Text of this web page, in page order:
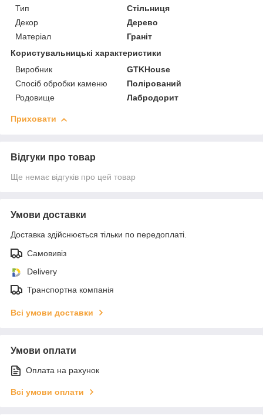
Тип
Стільниця
Декор
Дерево
Матеріал
Граніт
Користувальницькі характеристики
Виробник
GTKHouse
Спосіб обробки каменю
Полірований
Родовище
Лабродорит
Приховати
Відгуки про товар
Ще немає відгуків про цей товар
Умови доставки
Доставка здійснюється тільки по передоплаті.
Самовивіз
Delivery
Транспортна компанія
Всі умови доставки
Умови оплати
Оплата на рахунок
Всі умови оплати